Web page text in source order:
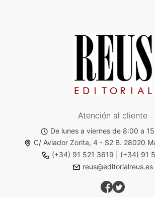
Atención al cliente
De lunes a viernes de 8:00 a
C/ Aviador Zorita, 4 - S2 B. 28020
(+34) 91 521 3619
(+34) 91
reus@editorialreus.es